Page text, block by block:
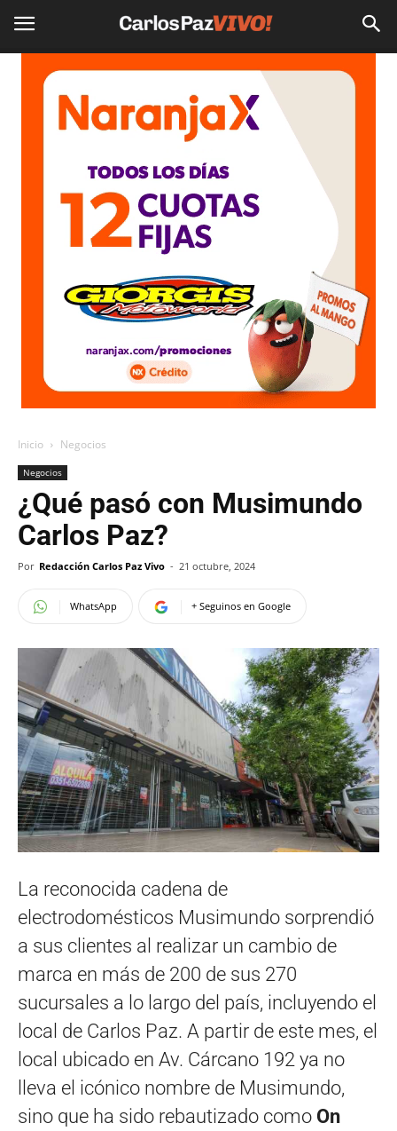
Inicio Negocios
Negocios
¿Qué pasó con Musimundo
Carlos Paz?
Por Redacción Carlos Paz Vivo - 21 octubre, 2024
WhatsApp + Seguinos en Google
La reconocida cadena de
electrodomésticos Musimundo sorprendió
a sus clientes al realizar un cambio de
marca en más de 200 de sus 270
sucursales a lo largo del país, incluyendo el
local de Carlos Paz. A partir de este mes, el
local ubicado en Av. Cárcano 192 ya no
lleva el icónico nombre de Musimundo,
sino que ha sido rebautizado como On